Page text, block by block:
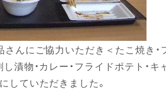
さんにご協力いただき＜たこ焼き・
漬物・カレー・フライドポテト・
していただきました。